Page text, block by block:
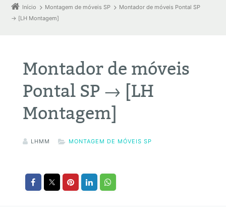
Início Montagem de móveis SP
Montador de móveis Pontal SP
→ [LH Montagem]
Montador de móveis
Pontal SP → [LH
Montagem]
LHMM MONTAGEM DE MÓVEIS SP